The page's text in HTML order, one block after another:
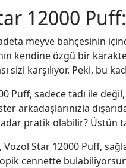
12000 Puff:
meyve bahçesinin
kendine özgü bir
sizi karşılıyor. Peki, bu
Puff, sadece tadı ile
arkadaşlarınızla
pratik olabilir? Üstün
Vozol Star 12000 Puff,
cennette